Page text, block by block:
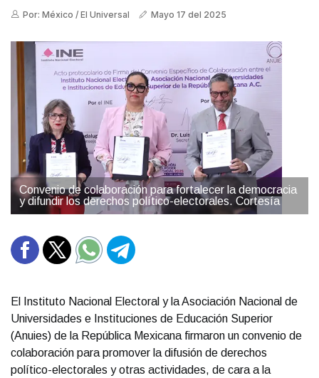
Por: México / El Universal Mayo 17 del 2025
Convenio de colaboración para fortalecer la democracia
y difundir los derechos político-electorales. Cortesía
El Instituto Nacional Electoral y la Asociación Nacional de
Universidades e Instituciones de Educación Superior
(Anuies) de la República Mexicana firmaron un convenio de
colaboración para promover la difusión de derechos
político-electorales y otras actividades, de cara a la